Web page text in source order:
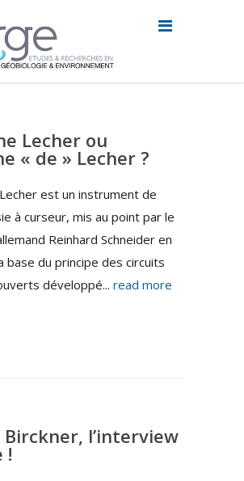
Lecher ou
« de » Lecher ?
est un instrument de
à curseur, mis au point par le
Reinhard Schneider en
base du principe des circuits
développé... read more
Birckner, l’interview
!